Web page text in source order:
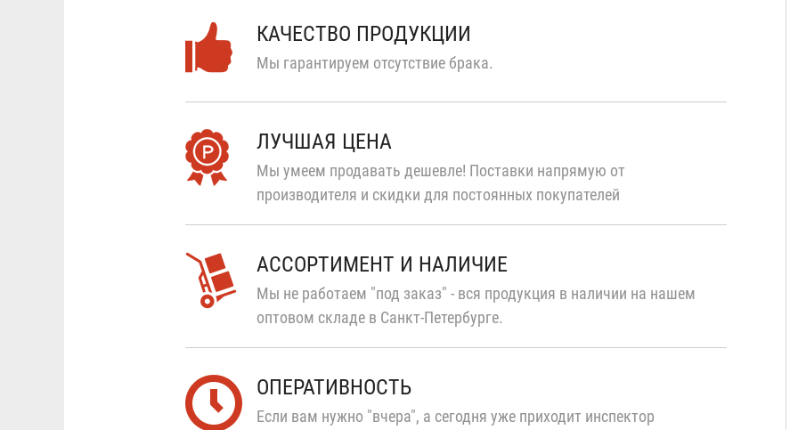
КАЧЕСТВО ПРОДУКЦИИ
Мы гарантируем отсутствие брака.
ЛУЧШАЯ ЦЕНА
Мы умеем продавать дешевле! Поставки напрямую от
производителя и скидки для постоянных покупателей
АССОРТИМЕНТ И НАЛИЧИЕ
Мы не работаем "под заказ" - вся продукция в наличии на нашем
оптовом складе в Санкт-Петербурге.
ОПЕРАТИВНОСТЬ
Если вам нужно "вчера", а сегодня уже приходит инспектор